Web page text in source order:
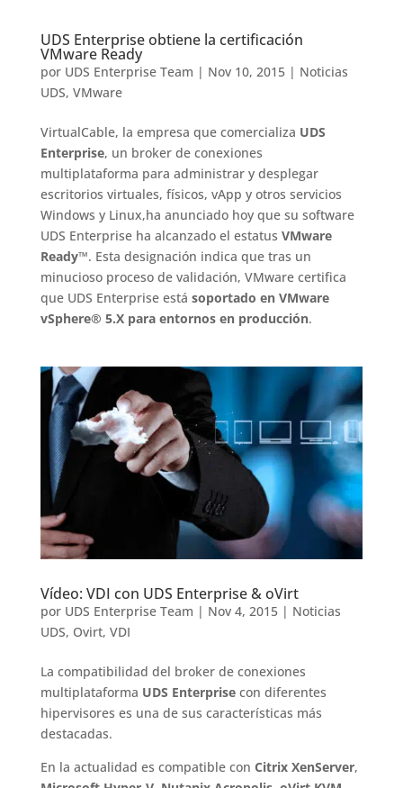
UDS Enterprise obtiene la certificación
VMware Ready
por UDS Enterprise Team | Nov 10, 2015| Noticias
UDS, VMware
VirtualCable, la empresa que comercializa UDS
Enterprise, un broker de conexiones
multiplataforma para administrar y desplegar
escritorios virtuales, físicos, vApp y otros servicios
Windows y Linux,ha anunciado hoy que su software
UDS Enterprise ha alcanzado el estatus VMware
Ready™. Esta designación indica que tras un
minucioso proceso de validación, VMware certifica
que UDS Enterprise está soportado en VMware
vSphere® 5.X para entornos en producción.
Vídeo: VDI con UDS Enterprise & oVirt
por UDS Enterprise Team | Nov 4, 2015| Noticias
UDS, Ovirt, VDI
La compatibilidad del broker de conexiones
multiplataforma UDS Enterprisecon diferentes
hipervisores es una de sus características más
destacadas.
En la actualidad es compatible con Citrix XenServer,